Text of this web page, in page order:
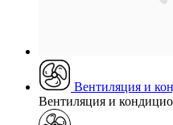
Вентиляция и
Вентиляция и